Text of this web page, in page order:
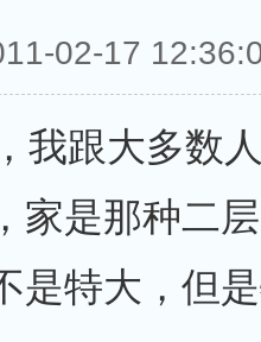
02-17
跟大多数
家是那种二
是特大，但